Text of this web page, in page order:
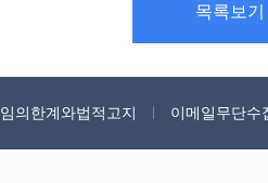
목록보기
의한계와법적고지 이메일무단수